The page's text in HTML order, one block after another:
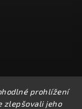
prohlížení
zlepšovali jeho